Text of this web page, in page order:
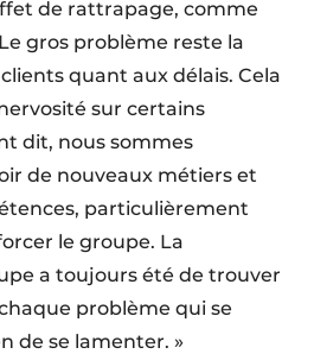
de rattrapage, comme
gros problème reste la
quant aux délais. Cela
sur certains
dit, nous sommes
de nouveaux métiers et
particulièrement
le groupe. La
a toujours été de trouver
problème qui se
de se lamenter. »